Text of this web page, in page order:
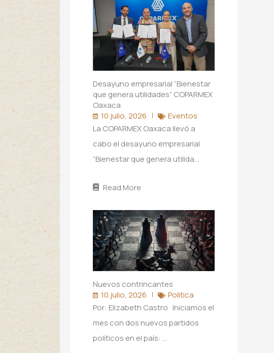
Desayuno empresarial “Bienestar
que genera utilidades” COPARMEX
Oaxaca
10 julio, 2026
Eventos
La COPARMEX Oaxaca llevó a
cabo el desayuno empresarial
“Bienestar que genera utilida…
Read More
Nuevos contrincantes
10 julio, 2026
Politica
Por: Elizabeth Castro Iniciamos el
mes con dos nuevos partidos
políticos en el país: …